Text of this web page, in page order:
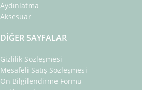
Aydınlatma
Aksesuar
DIĞER SAYFALAR
Gizlilik Sözleşmesi
Mesafeli Satış Sözleşmesi
Ön Bilgilendirme Formu